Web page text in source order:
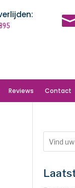
Reviews Contact